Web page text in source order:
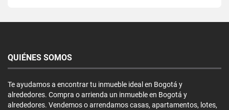
QUIÉNES SOMOS
Te ayudamos a encontrar tu inmueble ideal en Bogotá y
alrededores. Compra o arrienda un inmueble en Bogotá y
alrededores. Vendemos o arrendamos casas, apartamentos, lotes,